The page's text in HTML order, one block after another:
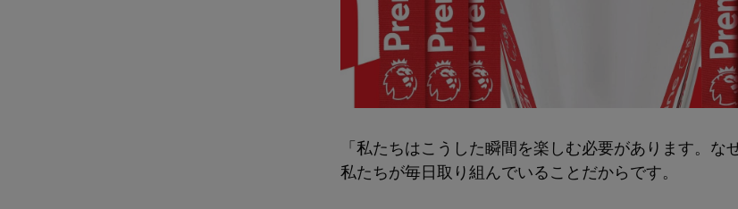
「私たちはこうした瞬間を楽しむ必要があります。な
私たちが毎日取り組んでいることだからです。